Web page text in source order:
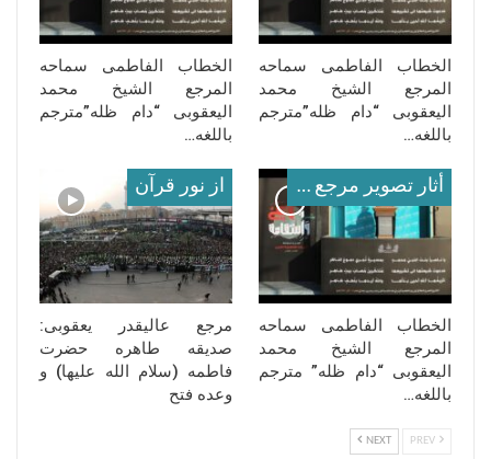
الخطاب الفاطمی سماحه
المرجع الشیخ محمد
الیعقوبی “دام ظله”مترجم
باللغه…
الخطاب الفاطمی سماحه
المرجع الشیخ محمد
الیعقوبی “دام ظله”مترجم
باللغه…
أثار تصوير مرجع معظم له
الخطاب الفاطمی سماحه
المرجع الشیخ محمد
الیعقوبی “دام ظله” مترجم
باللغه…
از نور قرآن
مرجع عالیقدر یعقوبی:
صدیقه طاهره حضرت
فاطمه (سلام‌ الله‌ علیها) و
وعده فتح
NEXT